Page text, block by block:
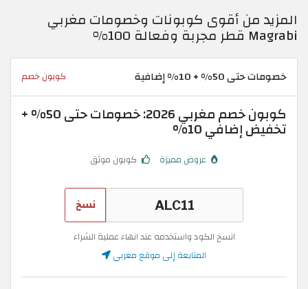
المزيد من أقوى كوبونات وخصومات مغربي
Magrabi قطر مجربة وفعالة 100%
خصومات حتى 50% + 10% إضافية كوبون خصم
كوبون خصم مغربي 2026: خصومات حتى 50% +
تخفيض إضافي 10%
عروض مميزة كوبون موثق
نسخ
انسخ الكود واستخدمه عند انهاء عملية الشراء
المتابعة إلى موقع مغربي